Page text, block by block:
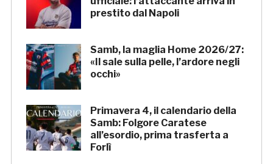
prestito dal Napoli
Samb, la maglia Home 2026/27:
«Il sale sulla pelle, l’ardore negli
occhi»
Primavera 4, il calendario della
Samb: Folgore Caratese
all’esordio, prima trasferta a
Forlì